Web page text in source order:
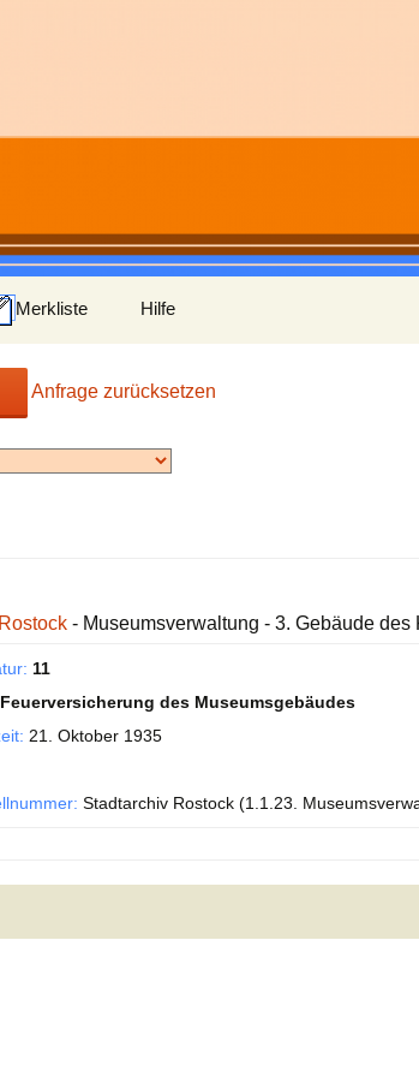
Merkliste Hilfe
Anfrage zurücksetzen
- Museumsverwaltung - 3. Gebäude
11
Feuerversicherung des Museumsgebäudes
21. Oktober 1935
Stadtarchiv Rostock (1.1.23.